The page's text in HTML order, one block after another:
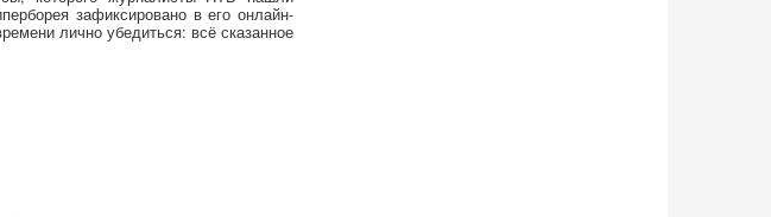
зафиксировано в его онлайн-
лично убедиться: всё сказанное